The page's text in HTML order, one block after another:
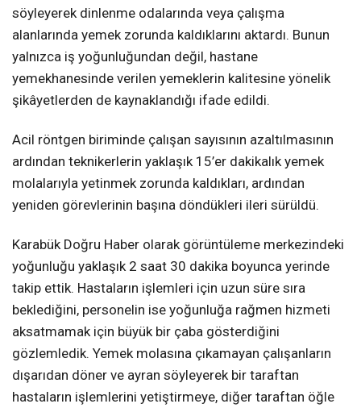
söyleyerek dinlenme odalarında veya çalışma
alanlarında yemek zorunda kaldıklarını aktardı. Bunun
yalnızca iş yoğunluğundan değil, hastane
yemekhanesinde verilen yemeklerin kalitesine yönelik
şikâyetlerden de kaynaklandığı ifade edildi.
Acil röntgen biriminde çalışan sayısının azaltılmasının
ardından teknikerlerin yaklaşık 15’er dakikalık yemek
molalarıyla yetinmek zorunda kaldıkları, ardından
yeniden görevlerinin başına döndükleri ileri sürüldü.
Karabük Doğru Haber olarak görüntüleme merkezindeki
yoğunluğu yaklaşık 2 saat 30 dakika boyunca yerinde
takip ettik. Hastaların işlemleri için uzun süre sıra
beklediğini, personelin ise yoğunluğa rağmen hizmeti
aksatmamak için büyük bir çaba gösterdiğini
gözlemledik. Yemek molasına çıkamayan çalışanların
dışarıdan döner ve ayran söyleyerek bir taraftan
hastaların işlemlerini yetiştirmeye, diğer taraftan öğle